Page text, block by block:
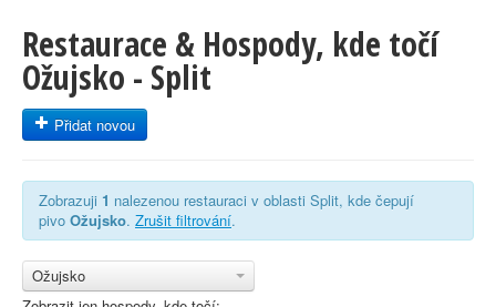
Restaurace & Hospody, kde točí
Ožujsko - Split
Přidat novou
Zobrazuji 1 nalezenou restauraci v oblasti Split, kde čepují
pivo Ožujsko. Zrušit filtrování.
Ožujsko